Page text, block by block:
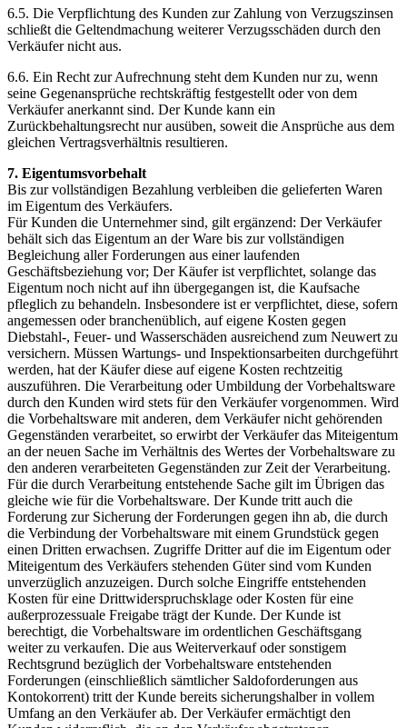
6.5. Die Verpflichtung des Kunden zur Zahlung von Verzugszinsen
schließt die Geltendmachung weiterer Verzugsschäden durch den
Verkäufer nicht aus.
6.6. Ein Recht zur Aufrechnung steht dem Kunden nur zu, wenn
seine Gegenansprüche rechtskräftig festgestellt oder von dem
Verkäufer anerkannt sind. Der Kunde kann ein
Zurückbehaltungsrecht nur ausüben, soweit die Ansprüche aus dem
gleichen Vertragsverhältnis resultieren.
7. Eigentumsvorbehalt
Bis zur vollständigen Bezahlung verbleiben die gelieferten Waren
im Eigentum des Verkäufers.
Für Kunden die Unternehmer sind, gilt ergänzend: Der Verkäufer
behält sich das Eigentum an der Ware bis zur vollständigen
Begleichung aller Forderungen aus einer laufenden
Geschäftsbeziehung vor; Der Käufer ist verpflichtet, solange das
Eigentum noch nicht auf ihn übergegangen ist, die Kaufsache
pfleglich zu behandeln. Insbesondere ist er verpflichtet, diese, sofern
angemessen oder branchenüblich, auf eigene Kosten gegen
Diebstahl-, Feuer- und Wasserschäden ausreichend zum Neuwert zu
versichern. Müssen Wartungs- und Inspektionsarbeiten durchgeführt
werden, hat der Käufer diese auf eigene Kosten rechtzeitig
auszuführen. Die Verarbeitung oder Umbildung der Vorbehaltsware
durch den Kunden wird stets für den Verkäufer vorgenommen. Wird
die Vorbehaltsware mit anderen, dem Verkäufer nicht gehörenden
Gegenständen verarbeitet, so erwirbt der Verkäufer das Miteigentum
an der neuen Sache im Verhältnis des Wertes der Vorbehaltsware zu
den anderen verarbeiteten Gegenständen zur Zeit der Verarbeitung.
Für die durch Verarbeitung entstehende Sache gilt im Übrigen das
gleiche wie für die Vorbehaltsware. Der Kunde tritt auch die
Forderung zur Sicherung der Forderungen gegen ihn ab, die durch
die Verbindung der Vorbehaltsware mit einem Grundstück gegen
einen Dritten erwachsen. Zugriffe Dritter auf die im Eigentum oder
Miteigentum des Verkäufers stehenden Güter sind vom Kunden
unverzüglich anzuzeigen. Durch solche Eingriffe entstehenden
Kosten für eine Drittwiderspruchsklage oder Kosten für eine
außerprozessuale Freigabe trägt der Kunde. Der Kunde ist
berechtigt, die Vorbehaltsware im ordentlichen Geschäftsgang
weiter zu verkaufen. Die aus Weiterverkauf oder sonstigem
Rechtsgrund bezüglich der Vorbehaltsware entstehenden
Forderungen (einschließlich sämtlicher Saldoforderungen aus
Kontokorrent) tritt der Kunde bereits sicherungshalber in vollem
Umfang an den Verkäufer ab. Der Verkäufer ermächtigt den